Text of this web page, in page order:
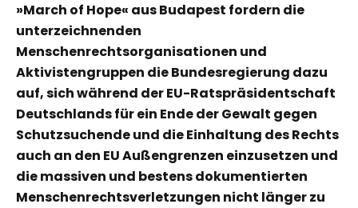
»March of Hope« aus Budapest fordern die
unterzeichnenden
Menschenrechtsorganisationen und
Aktivistengruppen die Bundesregierung dazu
auf, sich während der EU-Ratspräsidentschaft
Deutschlands für ein Ende der Gewalt gegen
Schutzsuchende und die Einhaltung des Rechts
auch an den EU Außengrenzen einzusetzen und
die massiven und bestens dokumentierten
Menschenrechtsverletzungen nicht länger zu